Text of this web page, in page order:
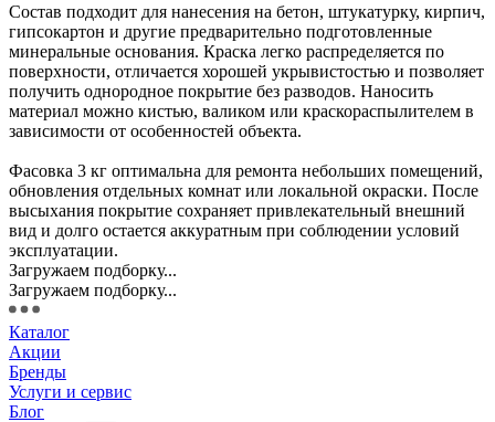
Состав подходит для нанесения на бетон, штукатурку, кирпич,
гипсокартон и другие предварительно подготовленные
минеральные основания. Краска легко распределяется по
поверхности, отличается хорошей укрывистостью и позволяет
получить однородное покрытие без разводов. Наносить
материал можно кистью, валиком или краскораспылителем в
зависимости от особенностей объекта.
Фасовка 3 кг оптимальна для ремонта небольших помещений,
обновления отдельных комнат или локальной окраски. После
высыхания покрытие сохраняет привлекательный внешний
вид и долго остается аккуратным при соблюдении условий
эксплуатации.
Загружаем подборку...
Загружаем подборку...
Каталог
Акции
Бренды
Услуги и сервис
Блог